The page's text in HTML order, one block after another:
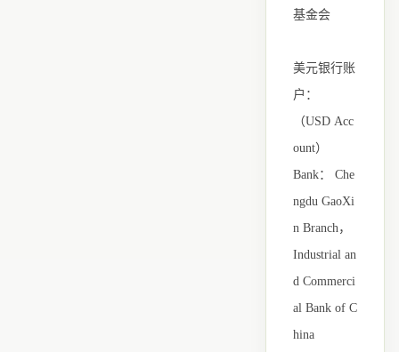
基金会
美元银行账
户：
（USD Acc
ount）
Bank： Che
ngdu GaoXi
n Branch，
Industrial an
d Commerci
al Bank of C
hina